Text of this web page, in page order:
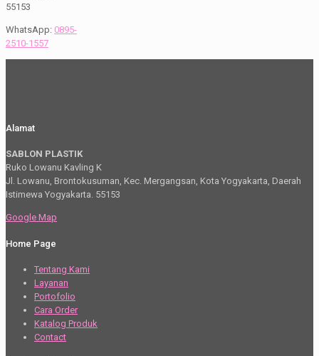
55153
WhatsApp: 0895-
2510-1557
Alamat
SABLON PLASTIK
Ruko Lowanu Kavling K
Jl. Lowanu, Brontokusuman, Kec. Mergangsan, Kota Yogyakarta, Daerah
Istimewa Yogyakarta. 55153
Google Map
Home Page
Tentang Kami
Layanan
Portofolio
Cara Order
Katalog Produk
Contact